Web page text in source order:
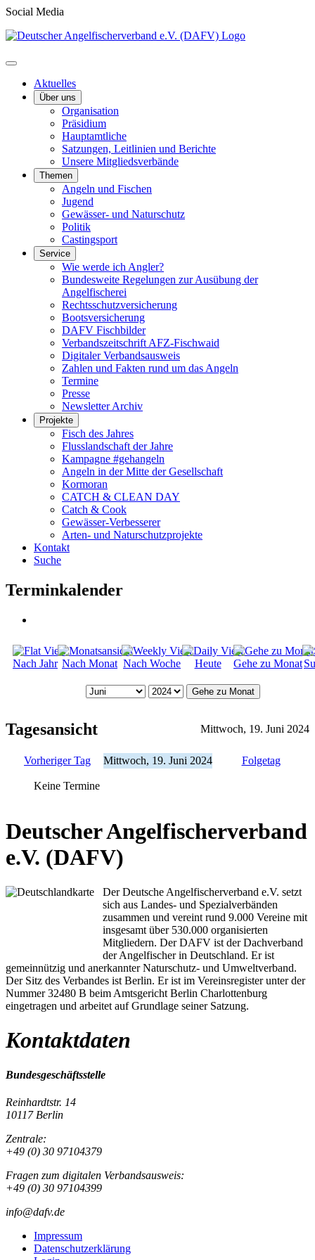
Social Media
Aktuelles
Über uns
Organisation
Präsidium
Hauptamtliche
Satzungen, Leitlinien und Berichte
Unsere Mitgliedsverbände
Themen
Angeln und Fischen
Jugend
Gewässer- und Naturschutz
Politik
Castingsport
Service
Wie werde ich Angler?
Bundesweite Regelungen zur Ausübung der
Angelfischerei
Rechtsschutzversicherung
Bootsversicherung
DAFV Fischbilder
Verbandszeitschrift AFZ-Fischwaid
Digitaler Verbandsausweis
Zahlen und Fakten rund um das Angeln
Termine
Presse
Newsletter Archiv
Projekte
Fisch des Jahres
Flusslandschaft der Jahre
Kampagne #gehangeln
Angeln in der Mitte der Gesellschaft
Kormoran
CATCH & CLEAN DAY
Catch & Cook
Gewässer-Verbesserer
Arten- und Naturschutzprojekte
Kontakt
Suche
Terminkalender
Nach Jahr Nach Monat Nach Woche Heute Gehe zu Monat
Gehe zu Monat
Tagesansicht Mittwoch, 19. Juni 2024
Vorheriger Tag Mittwoch, 19. Juni 2024 Folgetag
Keine Termine
Deutscher Angelfischerverband
e.V. (DAFV)
Der Deutsche Angelfischerverband e.V. setzt
sich aus Landes- und Spezialverbänden
zusammen und vereint rund 9.000 Vereine mit
insgesamt über 530.000 organisierten
Mitgliedern. Der DAFV ist der Dachverband
der Angelfischer in Deutschland. Er ist
gemeinnützig und anerkannter Naturschutz- und Umweltverband.
Der Sitz des Verbandes ist Berlin. Er ist im Vereinsregister unter der
Nummer 32480 B beim Amtsgericht Berlin Charlottenburg
eingetragen und arbeitet auf Grundlage seiner Satzung.
Kontaktdaten
Bundesgeschäftsstelle
Reinhardtstr. 14
10117 Berlin
Zentrale:
+49 (0) 30 97104379
Fragen zum digitalen Verbandsausweis:
+49 (0) 30 97104399
info@dafv.de
Impressum
Datenschutzerklärung